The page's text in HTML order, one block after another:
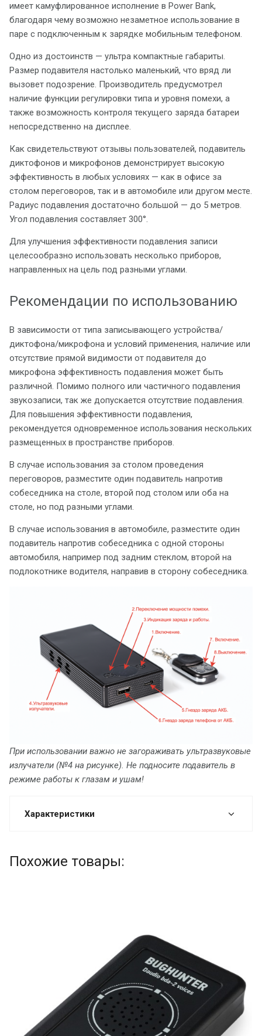
имеет камуфлированное исполнение в Power Bank,
благодаря чему возможно незаметное использование в
паре с подключенным к зарядке мобильным телефоном.
Одно из достоинств — ультра компактные габариты.
Размер подавителя настолько маленький, что вряд ли
вызовет подозрение. Производитель предусмотрел
наличие функции регулировки типа и уровня помехи, а
также возможность контроля текущего заряда батареи
непосредственно на дисплее.
Как свидетельствуют отзывы пользователей, подавитель
диктофонов и микрофонов демонстрирует высокую
эффективность в любых условиях — как в офисе за
столом переговоров, так и в автомобиле или другом месте.
Радиус подавления достаточно большой — до 5 метров.
Угол подавления составляет 300°.
Для улучшения эффективности подавления записи
целесообразно использовать несколько приборов,
направленных на цель под разными углами.
Рекомендации по использованию
В зависимости от типа записывающего устройства/
диктофона/микрофона и условий применения, наличие или
отсутствие прямой видимости от подавителя до
микрофона эффективность подавления может быть
различной. Помимо полного или частичного подавления
звукозаписи, так же допускается отсутствие подавления.
Для повышения эффективности подавления,
рекомендуется одновременное использования нескольких
размещенных в пространстве приборов.
В случае использования за столом проведения
переговоров, разместите один подавитель напротив
собеседника на столе, второй под столом или оба на
столе, но под разными углами.
В случае использования в автомобиле, разместите один
подавитель напротив собеседника с одной стороны
автомобиля, например под задним стеклом, второй на
подлокотнике водителя, направив в сторону собеседника.
При использовании важно не загораживать ультразвуковые
излучатели (№4 на рисунке). Не подносите подавитель в
режиме работы к глазам и ушам!
Характеристики
Похожие товары: